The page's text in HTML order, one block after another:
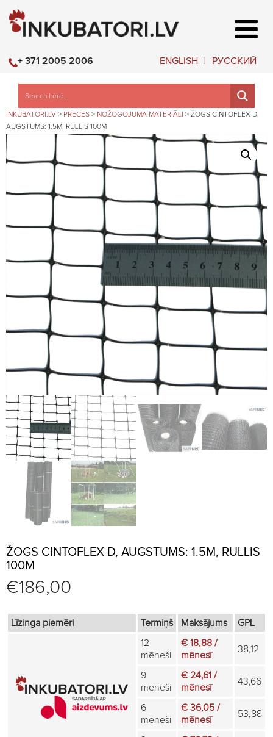
ENGLISH РУССКИЙ
+ 371 2005 2006
INKUBATORI.LV > PRECES > NOŽOGOJUMA MATERIĀLI > ŽOGS CINTOFLEX D,
AUGSTUMS: 1.5M, RULLIS 100M
ŽOGS CINTOFLEX D, AUGSTUMS: 1.5M, RULLIS
100M
€186,00
Līzinga piemēri Termiņš Maksājums GPL
12
mēneši
€ 18,88 /
mēnesī
38,12
9
mēneši
€ 24,61 /
mēnesī
43,66
6
mēneši
€ 36,05 /
mēnesī
53,88